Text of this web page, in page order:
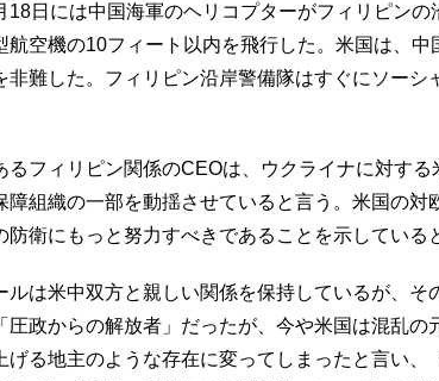
18日には中国海軍のヘリコプターがフィリピン
航空機の10フィート以内を飛行した。米国は、
非難した。フィリピン沿岸警備隊はすぐにソーシ
フィリピン関係のCEOは、ウクライナに対する
障組織の一部を動揺させていると言う。米国の対
防衛にもっと努力すべきであることを示している
は米中双方と親しい関係を保持しているが、そ
圧政からの解放者」だったが、今や米国は混乱の
げる地主のような存在に変ってしまったと言い、